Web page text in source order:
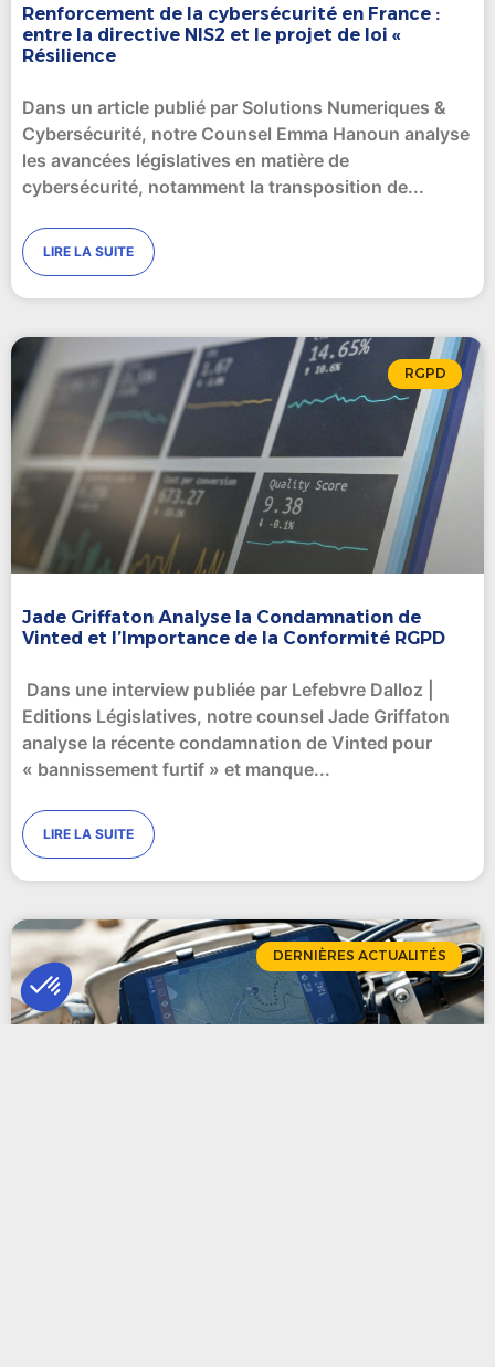
Renforcement de la cybersécurité en France :
entre la directive NIS2 et le projet de loi «
Résilience
Dans un article publié par Solutions Numeriques &
Cybersécurité, notre Counsel Emma Hanoun analyse
les avancées législatives en matière de
cybersécurité, notamment la transposition de
LIRE LA SUITE
RGPD
Jade Griffaton Analyse la Condamnation de
Vinted et l’Importance de la Conformité RGPD
Dans une interview publiée par Lefebvre Dalloz |
Editions Législatives, notre counsel Jade Griffaton
analyse la récente condamnation de Vinted pour
« bannissement furtif » et manque
LIRE LA SUITE
DERNIÈRES ACTUALITÉS